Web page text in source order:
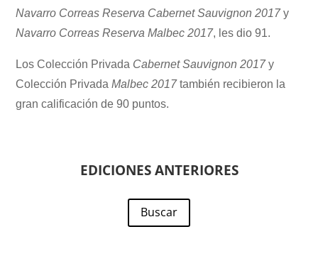
Navarro Correas Reserva Cabernet Sauvignon 2017y
Navarro Correas Reserva Malbec 2017, les dio 91.
Los Colección Privada Cabernet Sauvignon 2017y
Colección PrivadaMalbec 2017también recibieron la
gran calificación de 90 puntos.
EDICIONES ANTERIORES
Buscar